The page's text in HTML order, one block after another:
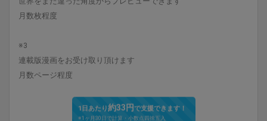
月数枚程度
※3
連載版漫画をお受け取り頂けます
月数ページ程度
1日あたり約33円で支援できます！
※1ヶ月30日で計算・小数点四捨五入